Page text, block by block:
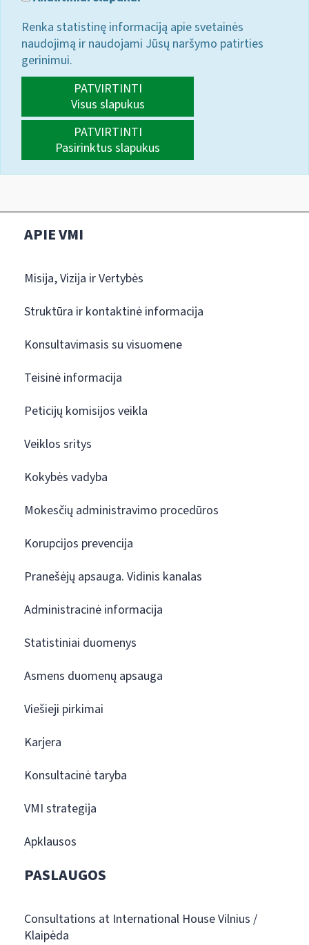
Renka statistinę informaciją apie svetainės
naudojimą ir naudojami Jūsų naršymo patirties
gerinimui.
PATVIRTINTI
Visus slapukus
PATVIRTINTI
Pasirinktus slapukus
APIE VMI
Misija, Vizija ir Vertybės
Struktūra ir kontaktinė informacija
Konsultavimasis su visuomene
Teisinė informacija
Peticijų komisijos veikla
Veiklos sritys
Kokybės vadyba
Mokesčių administravimo procedūros
Korupcijos prevencija
Pranešėjų apsauga. Vidinis kanalas
Administracinė informacija
Statistiniai duomenys
Asmens duomenų apsauga
Viešieji pirkimai
Karjera
Konsultacinė taryba
VMI strategija
Apklausos
PASLAUGOS
Consultations at International House Vilnius /
Klaipėda